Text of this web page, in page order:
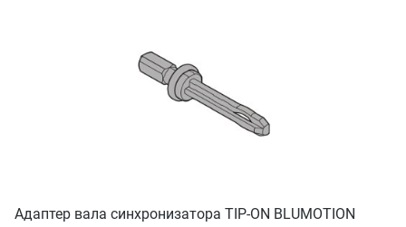
Адаптер вала синхронизатора TIP-ON BLUMOTION